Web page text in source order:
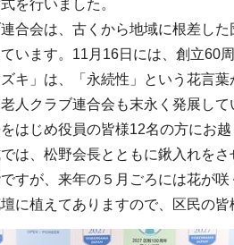
を行いました。
合会は、古くから地域に根差し
います。11月16日には、創立60
キ」は、「永続性」という花言葉
人クラブ連合会も末永く発展して
はじめ役員の皆様12名の方にお
は、松野会長とともに鍬入れをさ
すが、来年の５月ごろには花が咲
に植えてありますので、区民の皆